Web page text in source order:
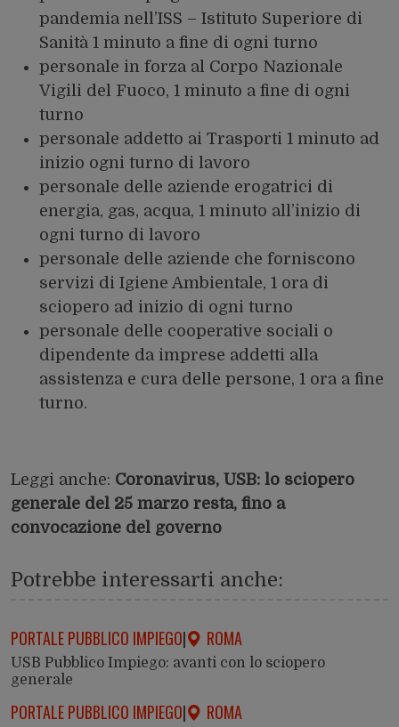
pandemia nell’ISS – Istituto Superiore di
Sanità 1 minuto a fine di ogni turno
personale in forza al Corpo Nazionale
Vigili del Fuoco, 1 minuto a fine di ogni
turno
personale addetto ai Trasporti 1 minuto ad
inizio ogni turno di lavoro
personale delle aziende erogatrici di
energia, gas, acqua, 1 minuto all’inizio di
ogni turno di lavoro
personale delle aziende che forniscono
servizi di Igiene Ambientale, 1 ora di
sciopero ad inizio di ogni turno
personale delle cooperative sociali o
dipendente da imprese addetti alla
assistenza e cura delle persone, 1 ora a fine
turno.
Leggi anche: Coronavirus, USB: lo sciopero
generale del 25 marzo resta, fino a
convocazione del governo
Potrebbe interessarti anche:
PORTALE PUBBLICO IMPIEGO| ROMA
USB Pubblico Impiego: avanti con lo sciopero
generale
PORTALE PUBBLICO IMPIEGO| ROMA